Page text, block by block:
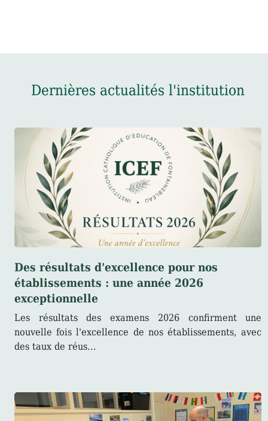
Dernières actualités l'institution
Des résultats d'excellence pour nos
établissements : une année 2026
exceptionnelle
Les résultats des examens 2026 confirment une
nouvelle fois l'excellence de nos établissements, avec
des taux de réus...